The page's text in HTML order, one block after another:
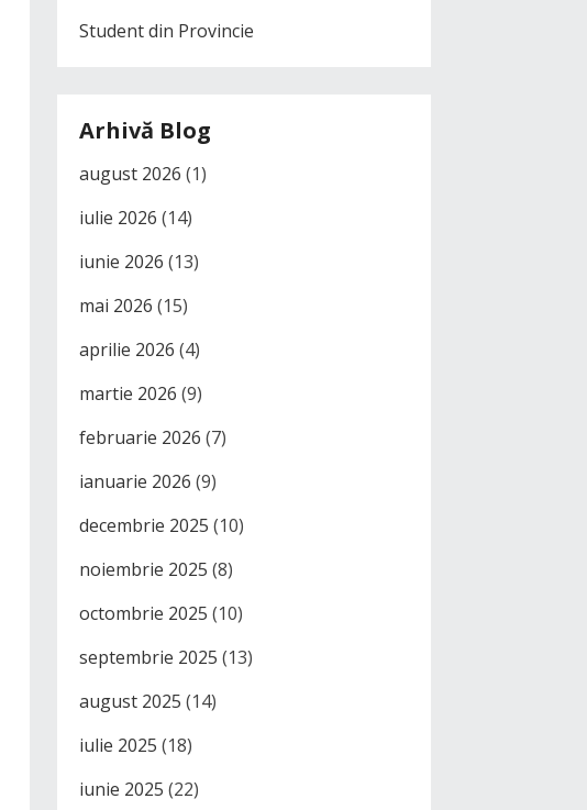
Student din Provincie
Arhivă Blog
august 2026 (1)
iulie 2026 (14)
iunie 2026 (13)
mai 2026 (15)
aprilie 2026 (4)
martie 2026 (9)
februarie 2026 (7)
ianuarie 2026 (9)
decembrie 2025 (10)
noiembrie 2025 (8)
octombrie 2025 (10)
septembrie 2025 (13)
august 2025 (14)
iulie 2025 (18)
iunie 2025 (22)